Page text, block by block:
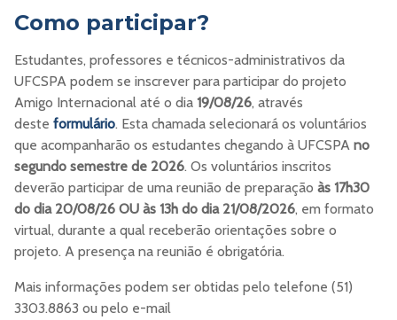
Como participar?
Estudantes, professores e técnicos-administrativos da
UFCSPA podem se inscrever para participar do projeto
Amigo Internacional até o dia 19/08/26, através
deste formulário. Esta chamada selecionará os voluntários
que acompanharão os estudantes chegando à UFCSPA no
segundo semestre de 2026. Os voluntários inscritos
deverão participar de uma reunião de preparação às 17h30
do dia 20/08/26 OU às 13h do dia 21/08/2026, em formato
virtual, durante a qual receberão orientações sobre o
projeto. A presença na reunião é obrigatória.
Mais informações podem ser obtidas pelo telefone (51)
3303.8863 ou pelo e-mail